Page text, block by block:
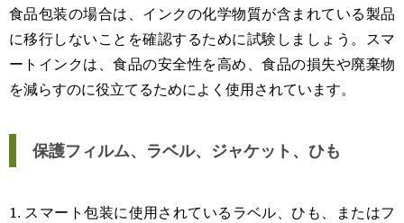
食品包装の場合は、インクの化学物質が含まれている製品
に移行しないことを確認するために試験しましょう。スマ
ートインクは、食品の安全性を高め、食品の損失や廃棄物
を減らすのに役立てるためによく使用されています。
保護フィルム、ラベル、ジャケット、ひも
1. スマート包装に使用されているラベル、ひも、またはフ